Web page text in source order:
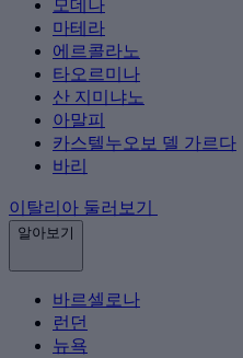
모데나
마테라
에르콜라노
타오르미나
산 지미냐노
아말피
카스텔누오보 델 가르다
바리
이탈리아 둘러보기
알아보기
바르셀로나
런던
뉴욕